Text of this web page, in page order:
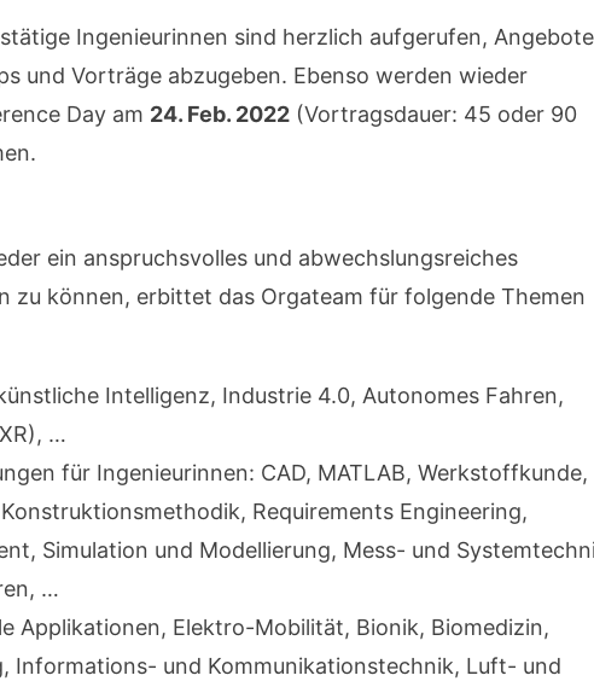
Ingenieurinnen sind herzlich aufgerufen, Angebote
und Vorträge abzugeben. Ebenso werden wieder
Day am 24. Feb. 2022 (Vortragsdauer: 45 oder 90
ein anspruchsvolles und abwechslungsreiches
zu können, erbittet das Orgateam für folgende Themen
Intelligenz, Industrie 4.0, Autonomes Fahren,
…
für Ingenieurinnen: CAD, MATLAB,
Requirements Engineering,
Simulation und Modellierung, Mess- und
…
Applikationen, Elektro-Mobilität, Bionik, Biomedizin,
Informations- und Kommunikationstechnik, Luft- und